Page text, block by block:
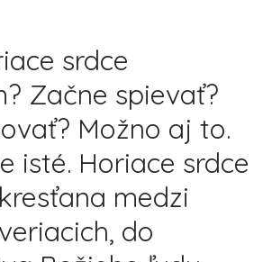
srdce
Začne spievať?
Možno aj to.
isté. Horiace srdce
medzi
do